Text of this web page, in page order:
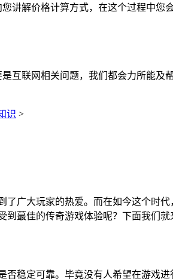
讲解价格计算方式，在这个过程中您
互联网相关问题，我们都会力所能及
识 >
广大玩家的热爱。而在如今这个时
蕞佳的传奇游戏体验呢？下面我们就
稳定可靠。毕竟没有人希望在游戏